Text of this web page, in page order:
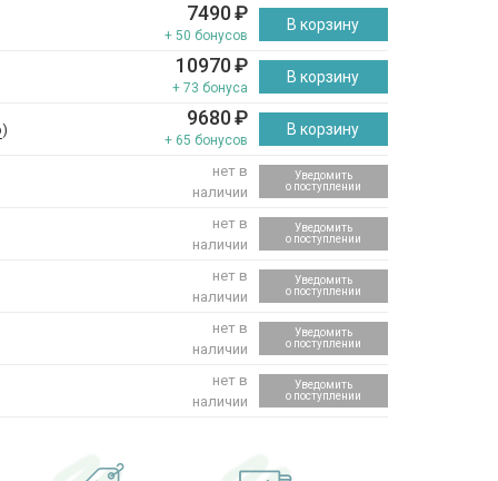
7490₽
+ 50 бонусов
В корзину
10970₽
+ 73 бонуса
В корзину
) 9680₽
+ 65 бонусов
В корзину
нет в
наличии
Уведомить
о поступлении
нет в
наличии
Уведомить
о поступлении
нет в
наличии
Уведомить
о поступлении
нет в
наличии
Уведомить
о поступлении
нет в
наличии
Уведомить
о поступлении